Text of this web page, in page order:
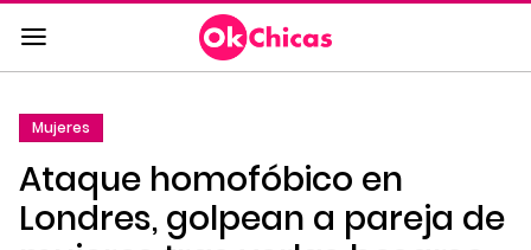
Saltar
al
contenido
a
la
navegación
Mujeres
Ataque homofóbico en
Londres, golpean a pareja de